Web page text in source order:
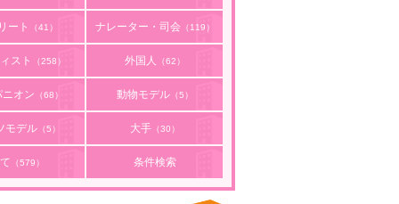
ート （41） ナレーター・司会（119）
スト （258） 外国人 （62）
オン （68） 動物モデル（5）
モデル（5） 大手（30）
（579） 条件検索